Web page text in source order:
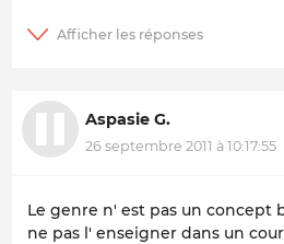
Aspasie G.
26 septembre 2011 à 10:17:55
Le genre n' est pas un concept
ne pas l' enseigner dans un